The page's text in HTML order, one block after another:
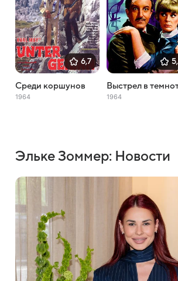
6,7
Среди коршунов
1964
Выстрел в
1964
Эльке Зоммер: Новости